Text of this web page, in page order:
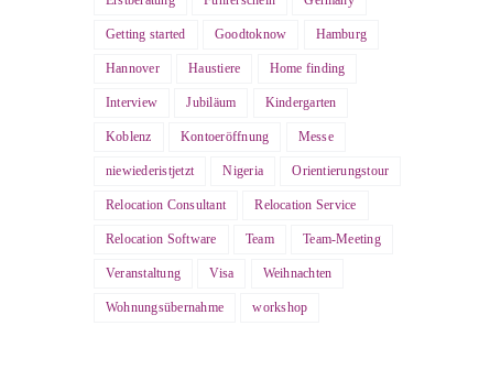
Getting started Goodtoknow Hamburg
Hannover Haustiere Home finding
Interview Jubiläum Kindergarten
Koblenz Kontoeröffnung Messe
niewiederistjetzt Nigeria Orientierungstour
Relocation Consultant Relocation Service
Relocation Software Team Team-Meeting
Veranstaltung Visa Weihnachten
Wohnungsübernahme workshop